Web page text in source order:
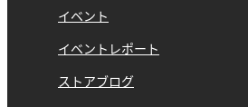
イベント
イベントレポート
ストアブログ